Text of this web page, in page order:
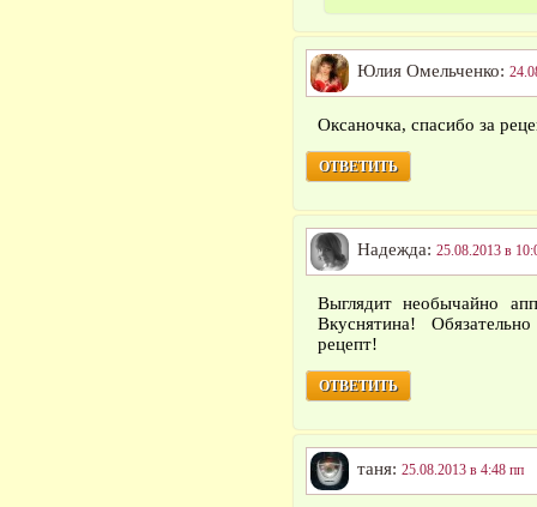
Юлия Омельченко:
Оксаночка, спасибо за
ОТВЕТИТЬ
Надежда: 25.08.2013 в
Выглядит необычайно
Вкуснятина!
рецепт!
ОТВЕТИТЬ
таня: 25.08.2013 в 4:48 пп